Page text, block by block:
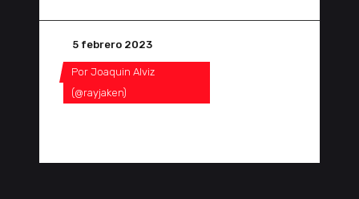
5 febrero 2023
Por Joaquin Alviz
(@rayjaken)